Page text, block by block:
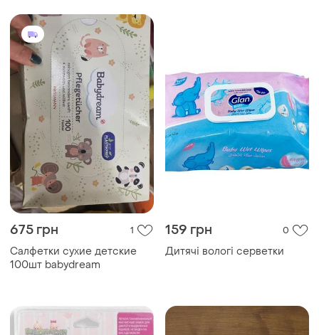
675 грн 1
Салфетки сухие детские
100шт babydream
159 грн 0
Дитячі вологі серветки